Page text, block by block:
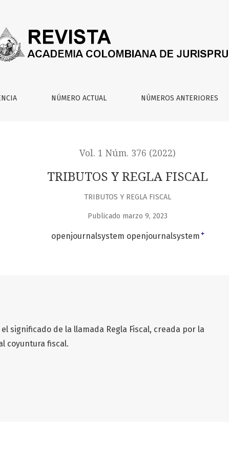
NÚMERO ACTUAL NÚMEROS ANTERIORES
Vol. 1 Núm. 376 (2022)
TRIBUTOS Y REGLA FISCAL
TRIBUTOS Y REGLA FISCAL
Publicado marzo 9, 2023
openjournalsystem openjournalsystem +
significado de la llamada Regla Fiscal, creada por la
coyuntura fiscal.